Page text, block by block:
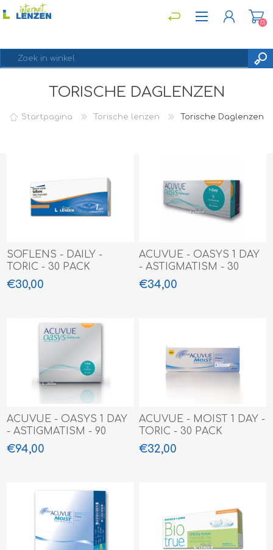
REGISTREREN
INLOGGEN
(0)
TORISCHE DAGLENZEN
Startpagina Torische lenzen Torische Daglenzen
SOFLENS - DAILY -
TORIC - 30 PACK
€30,00
ACUVUE - OASYS 1 DAY
- ASTIGMATISM - 30
PACK
€34,00
ACUVUE - OASYS 1 DAY
- ASTIGMATISM - 90
PACK
€94,00
ACUVUE - MOIST 1 DAY -
TORIC - 30 PACK
€32,00